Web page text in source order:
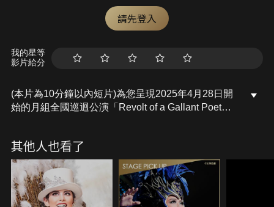
請先登入
我的星等
影片給分
(本片為10分鐘以內短片)為您呈現2025年4月28日開
始的月組全國巡迴公演「Revolt of a Gallant Poet」
其他人也看了